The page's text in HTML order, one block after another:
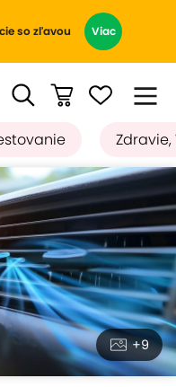
so zľavou Viac
Zdravie,
+9